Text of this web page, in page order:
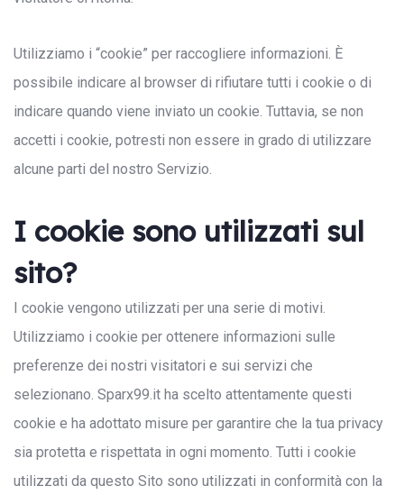
Search:
Utilizziamo i “cookie” per raccogliere informazioni. È
possibile indicare al browser di rifiutare tutti i cookie o di
indicare quando viene inviato un cookie. Tuttavia, se non
accetti i cookie, potresti non essere in grado di utilizzare
alcune parti del nostro Servizio.
I cookie sono utilizzati sul
sito?
I cookie vengono utilizzati per una serie di motivi.
Utilizziamo i cookie per ottenere informazioni sulle
preferenze dei nostri visitatori e sui servizi che
selezionano. Sparx99.it ha scelto attentamente questi
cookie e ha adottato misure per garantire che la tua privacy
sia protetta e rispettata in ogni momento. Tutti i cookie
utilizzati da questo Sito sono utilizzati in conformità con la